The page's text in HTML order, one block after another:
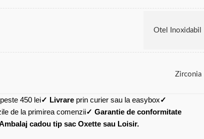
Otel Inoxidabil
Zirconia
450 lei✓ Livrare prin curier sau la easybox✓
de la primirea comenzii✓ Garantie de conformitate
cadou tip sac Oxette sau Loisir.